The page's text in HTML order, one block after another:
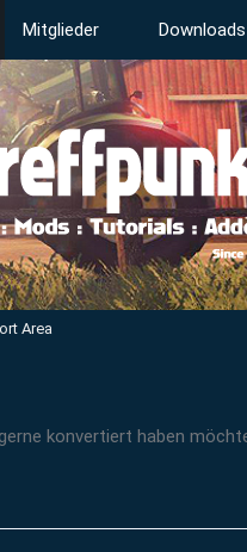
Mitglieder Downloads
Area
konvertiert haben